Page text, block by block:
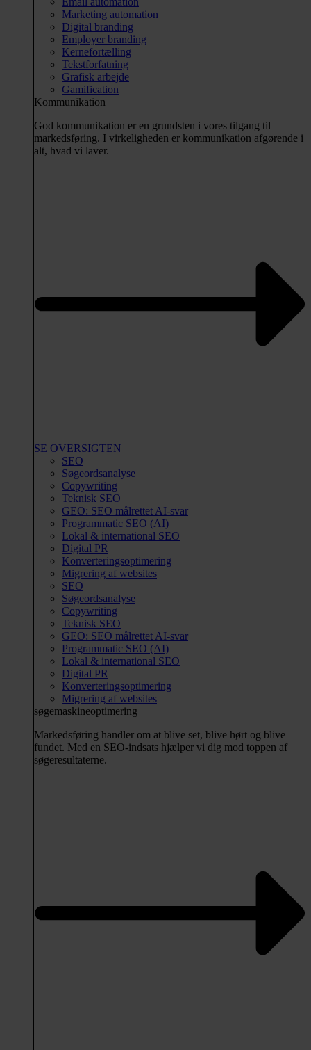
Marketing automation
Digital branding
Employer branding
Kernefortælling
Tekstforfatning
Grafisk arbejde
Gamification
Kommunikation
God kommunikation er en grundsten i vores tilgang til
markedsføring. I virkeligheden er kommunikation afgørende i
alt, hvad vi laver.
SE OVERSIGTEN
SEO
Søgeordsanalyse
Copywriting
Teknisk SEO
GEO: SEO målrettet AI-svar
Programmatic SEO (AI)
Lokal & international SEO
Digital PR
Konverteringsoptimering
Migrering af websites
SEO
Søgeordsanalyse
Copywriting
Teknisk SEO
GEO: SEO målrettet AI-svar
Programmatic SEO (AI)
Lokal & international SEO
Digital PR
Konverteringsoptimering
Migrering af websites
søgemaskineoptimering
Markedsføring handler om at blive set, blive hørt og blive
fundet. Med en SEO-indsats hjælper vi dig mod toppen af
søgeresultaterne.